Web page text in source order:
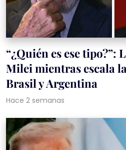
“¿Quién es ese tipo?”:
Milei mientras escala
Brasil y Argentina
Hace 2 semanas